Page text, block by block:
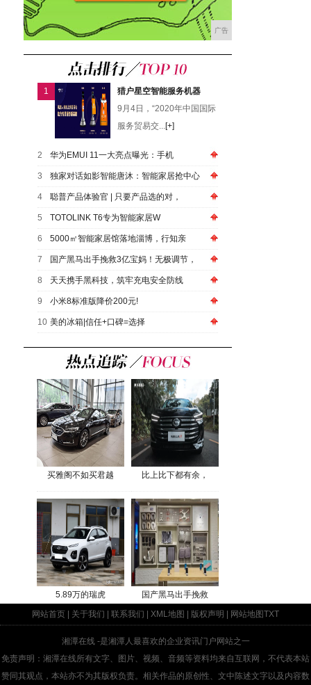
广告
1
猎户星空智能服务机器
9月4日，“2020年中国国际
服务贸易交...[+]
2 华为EMUI 11一大亮点曝光：手机
3 独家对话如影智能唐沐：智能家居抢中心
4 聪普产品体验官 | 只要产品选的对，
5 TOTOLINK T6专为智能家居W
6 5000㎡智能家居馆落地淄博，行知亲
7 国产黑马出手挽救3亿宝妈！无极调节，
8 天天携手黑科技，筑牢充电安全防线
9 小米8标准版降价200元!
10 美的冰箱|信任+口碑=选择
买雅阁不如买君越 比上比下都有余，
5.89万的瑞虎
国产黑马出手挽救
网站首页
关于我们 联系我们 XML地图 版权声明 网站地图TXT
湘潭在线-是湘潭人最喜欢的企业资讯门户网站之一
免责声明：湘潭在线所有文字、图片、视频、音频等资料均来自互联网，不代表本站
赞同其观点，本站亦不为其版权负责。相关作品的原创性、文中陈述文字以及内容数